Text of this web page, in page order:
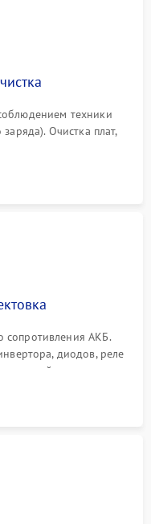
техники
Очистка плат,
и замыканий.
сопротивления АКБ.
диодов, реле
поиск вздутых
печатной плате.